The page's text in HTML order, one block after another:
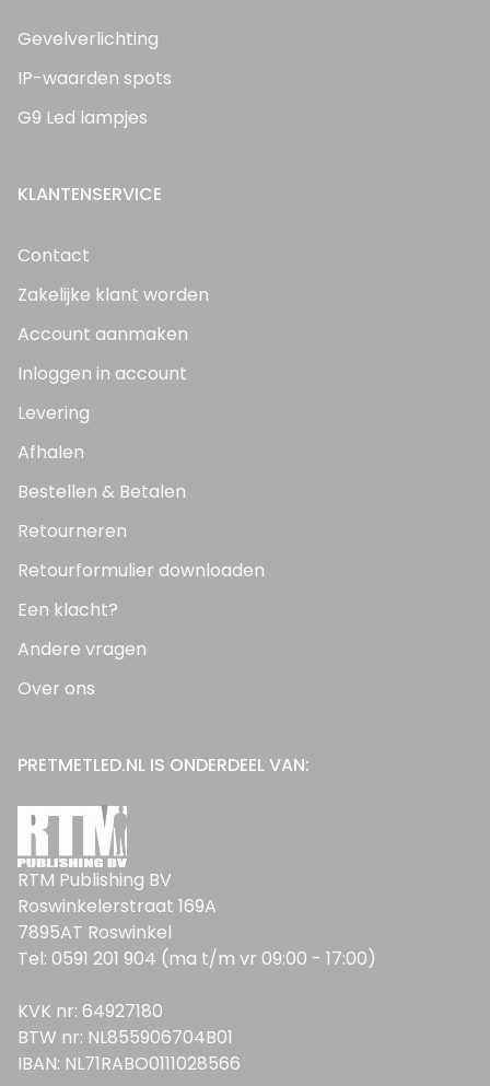
Gevelverlichting
IP-waarden spots
G9 Led lampjes
KLANTENSERVICE
Contact
Zakelijke klant worden
Account aanmaken
Inloggen in account
Levering
Afhalen
Bestellen & Betalen
Retourneren
Retourformulier downloaden
Een klacht?
Andere vragen
Over ons
PRETMETLED.NL IS ONDERDEEL VAN:
RTM Publishing BV
Roswinkelerstraat 169A
7895AT Roswinkel
Tel: 0591 201 904 (ma t/m vr 09:00 - 17:00)
KVK nr: 64927180
BTW nr: NL855906704B01
IBAN: NL71RABO0111028566